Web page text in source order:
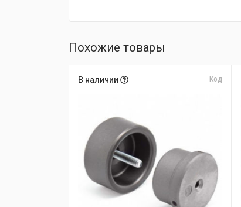
Похожие товары
В наличии Код